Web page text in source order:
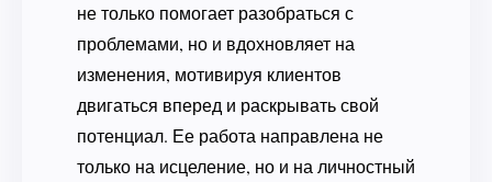
не только помогает разобраться с
проблемами, но и вдохновляет на
изменения, мотивируя клиентов
двигаться вперед и раскрывать свой
потенциал. Ее работа направлена не
только на исцеление, но и на личностный